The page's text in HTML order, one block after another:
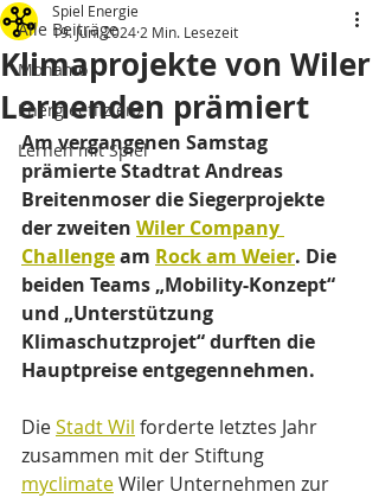
Alle Beiträge
Monamo
Energieeffizienz
Lernen mit Spiel
Klimaprojekte von Wiler
Lernenden prämiert
Spiel Energie
19. Juni 2024 2 Min. Lesezeit
Am vergangenen Samstag
prämierte Stadtrat Andreas
Breitenmoser die Siegerprojekte
der zweiten Wiler Company
Challenge am Rock am Weier. Die
beiden Teams „Mobility-Konzept“
und „Unterstützung
Klimaschutzprojet“ durften die
Hauptpreise entgegennehmen.
Die Stadt Wil forderte letztes Jahr
zusammen mit der Stiftung
myclimate Wiler Unternehmen zur